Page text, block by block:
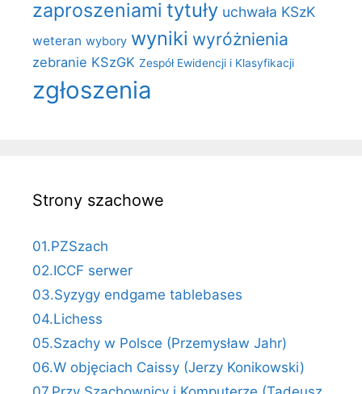
zaproszeniami tytuły uchwała KSzK
weteran wybory wyniki wyróżnienia
zebranie KSzGK Zespół Ewidencji i Klasyfikacji
zgłoszenia
Strony szachowe
01.PZSzach
02.ICCF serwer
03.Syzygy endgame tablebases
04.Lichess
05.Szachy w Polsce (Przemysław Jahr)
06.W objęciach Caissy (Jerzy Konikowski)